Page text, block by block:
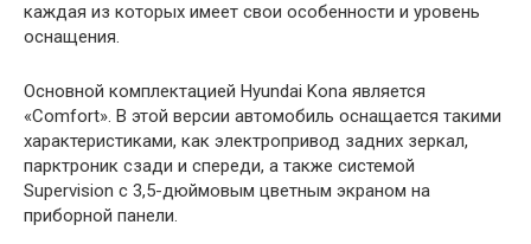
каждая из которых имеет свои особенности и уровень
оснащения.
Основной комплектацией Hyundai Kona является
«Comfort». В этой версии автомобиль оснащается такими
характеристиками, как электропривод задних зеркал,
парктроник сзади и спереди, а также системой
Supervision с 3,5-дюймовым цветным экраном на
приборной панели.